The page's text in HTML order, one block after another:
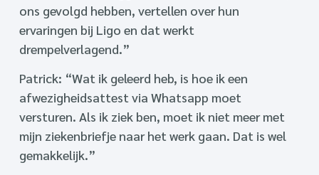
ons gevolgd hebben, vertellen over hun
ervaringen bij Ligo en dat werkt
drempelverlagend.”
Patrick: “Wat ik geleerd heb, is hoe ik een
afwezigheidsattest via Whatsapp moet
versturen. Als ik ziek ben, moet ik niet meer met
mijn ziekenbriefje naar het werk gaan. Dat is wel
gemakkelijk.”